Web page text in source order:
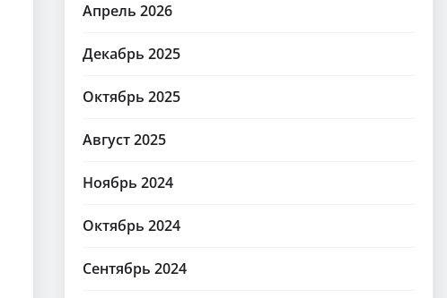
Апрель 2026
Декабрь 2025
Октябрь 2025
Август 2025
Ноябрь 2024
Октябрь 2024
Сентябрь 2024